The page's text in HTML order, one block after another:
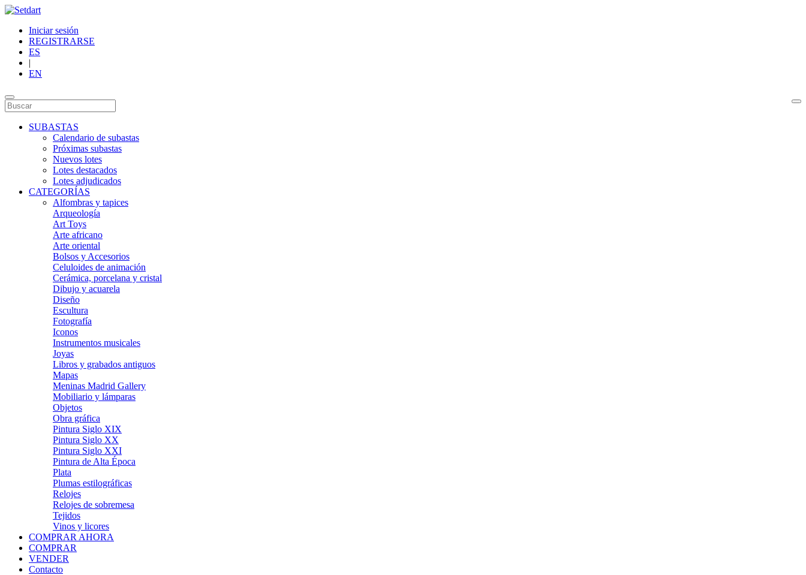
Iniciar sesión
REGISTRARSE
ES
|
EN
SUBASTAS
Calendario de subastas
Próximas subastas
Nuevos lotes
Lotes destacados
Lotes adjudicados
CATEGORÍAS
Alfombras y tapices
Arqueología
Art Toys
Arte africano
Arte oriental
Bolsos y Accesorios
Celuloides de animación
Cerámica, porcelana y cristal
Dibujo y acuarela
Diseño
Escultura
Fotografía
Iconos
Instrumentos musicales
Joyas
Libros y grabados antiguos
Mapas
Meninas Madrid Gallery
Mobiliario y lámparas
Objetos
Obra gráfica
Pintura Siglo XIX
Pintura Siglo XX
Pintura Siglo XXI
Pintura de Alta Época
Plata
Plumas estilográficas
Relojes
Relojes de sobremesa
Tejidos
Vinos y licores
COMPRAR AHORA
COMPRAR
VENDER
Contacto